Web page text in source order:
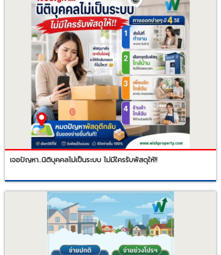
เจอปัญหา..นิติบุคคลไม่เป็นระบบ ไม่มีใครรับพัสดุให้!!